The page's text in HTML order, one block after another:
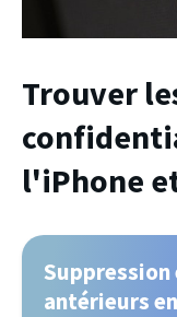
Trouver
l'iPhone
antérieurs